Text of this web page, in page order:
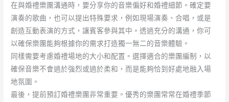
在與婚禮樂團溝通時，要分享你的音樂偏好和婚禮細節。確定要
演奏的歌曲，也可以提出特殊要求，例如現場演奏、合唱，或是
創造互動表演的方式，讓賓客參與其中。透過充分的溝通，你可
以確保樂團能夠根據你的需求打造獨一無二的音樂體驗。
同樣需要考慮婚禮場地的大小和配置。選擇適合的樂團編制，以
確保音樂不會過於強烈或過於柔和，而是能夠恰到好處地融入場
地氛圍。
最後，提前預訂婚禮樂團非常重要。優秀的樂團常常在婚禮季節